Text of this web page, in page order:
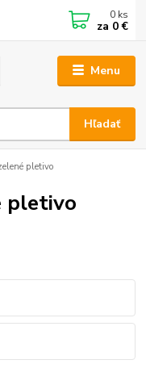
Menu
Hľadať
0 ks
za 0 €
pletivo
pletivo